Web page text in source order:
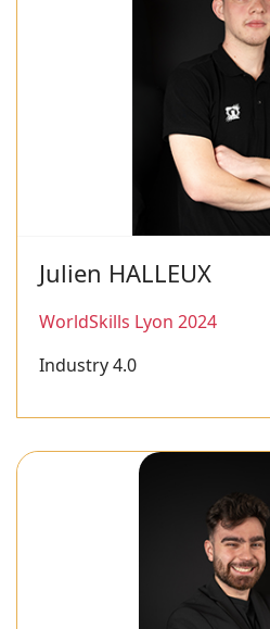
Julien HALLEUX
WorldSkills Lyon 2024
Industry 4.0